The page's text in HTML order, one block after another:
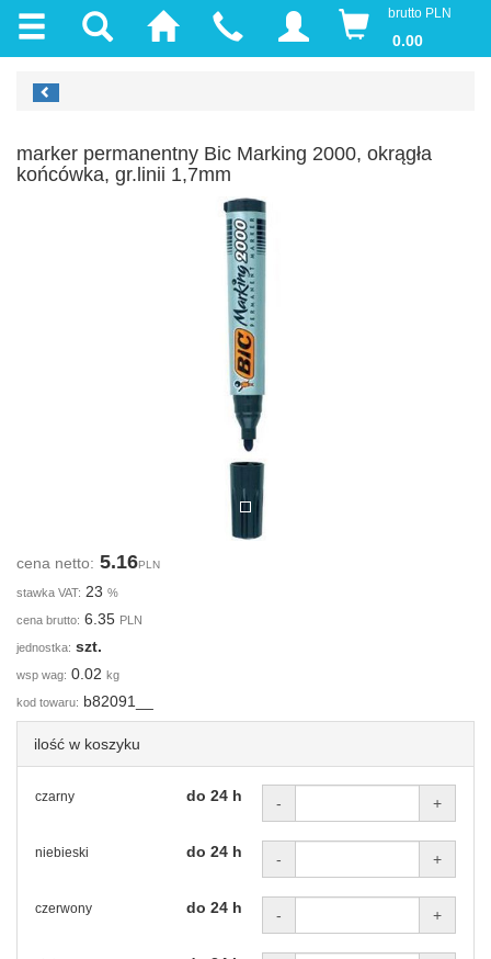
brutto PLN
0.00
marker permanentny Bic Marking 2000, okrągła
końcówka, gr.linii 1,7mm
cena netto: 5.16PLN
stawka VAT: 23 %
cena brutto: 6.35 PLN
jednostka: szt.
wsp wag: 0.02 kg
kod towaru: b82091__
ilość w koszyku
czarny do 24 h - +
niebieski do 24 h - +
czerwony do 24 h - +